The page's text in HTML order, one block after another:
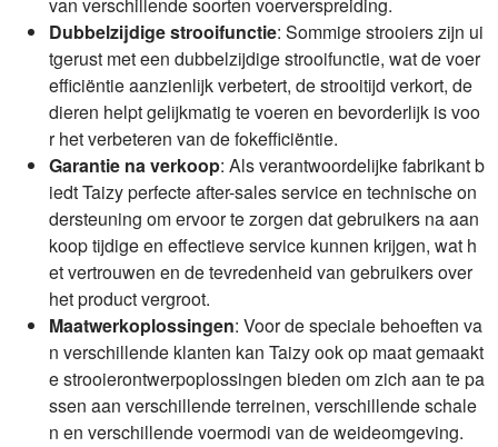
van verschillende soorten voerverspreiding.
Dubbelzijdige strooifunctie: Sommige strooiers zijn ui
tgerust met een dubbelzijdige strooifunctie, wat de voer
efficiëntie aanzienlijk verbetert, de strooitijd verkort, de
dieren helpt gelijkmatig te voeren en bevorderlijk is voo
r het verbeteren van de fokefficiëntie.
Garantie na verkoop: Als verantwoordelijke fabrikant b
iedt Taizy perfecte after-sales service en technische on
dersteuning om ervoor te zorgen dat gebruikers na aan
koop tijdige en effectieve service kunnen krijgen, wat h
et vertrouwen en de tevredenheid van gebruikers over
het product vergroot.
Maatwerkoplossingen: Voor de speciale behoeften va
n verschillende klanten kan Taizy ook op maat gemaakt
e strooierontwerpoplossingen bieden om zich aan te pa
ssen aan verschillende terreinen, verschillende schale
n en verschillende voermodi van de weideomgeving.